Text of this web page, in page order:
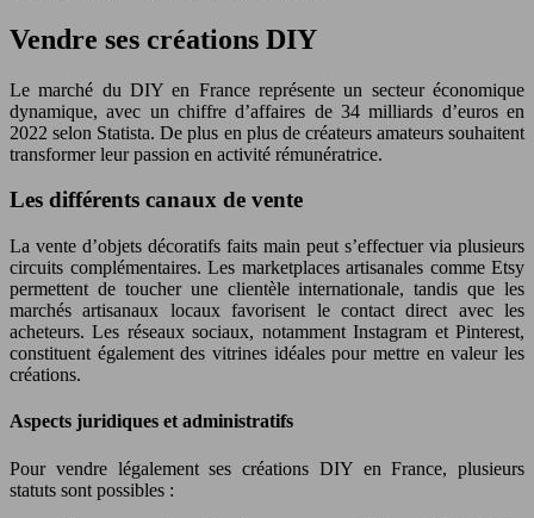
Vendre ses créations DIY
Le marché du DIY en France représente un secteur économique
dynamique, avec un chiffre d’affaires de 34 milliards d’euros en
2022 selon Statista. De plus en plus de créateurs amateurs souhaitent
transformer leur passion en activité rémunératrice.
Les différents canaux de vente
La vente d’objets décoratifs faits main peut s’effectuer via plusieurs
circuits complémentaires. Les marketplaces artisanales comme Etsy
permettent de toucher une clientèle internationale, tandis que les
marchés artisanaux locaux favorisent le contact direct avec les
acheteurs. Les réseaux sociaux, notamment Instagram et Pinterest,
constituent également des vitrines idéales pour mettre en valeur les
créations.
Aspects juridiques et administratifs
Pour vendre légalement ses créations DIY en France, plusieurs
statuts sont possibles :